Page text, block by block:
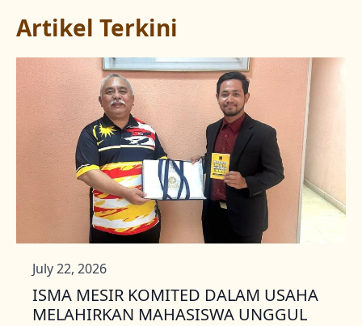
Artikel Terkini
ISMA MESIR KOMITED DALAM USAHA
MELAHIRKAN MAHASISWA UNGGUL
July 22, 2026